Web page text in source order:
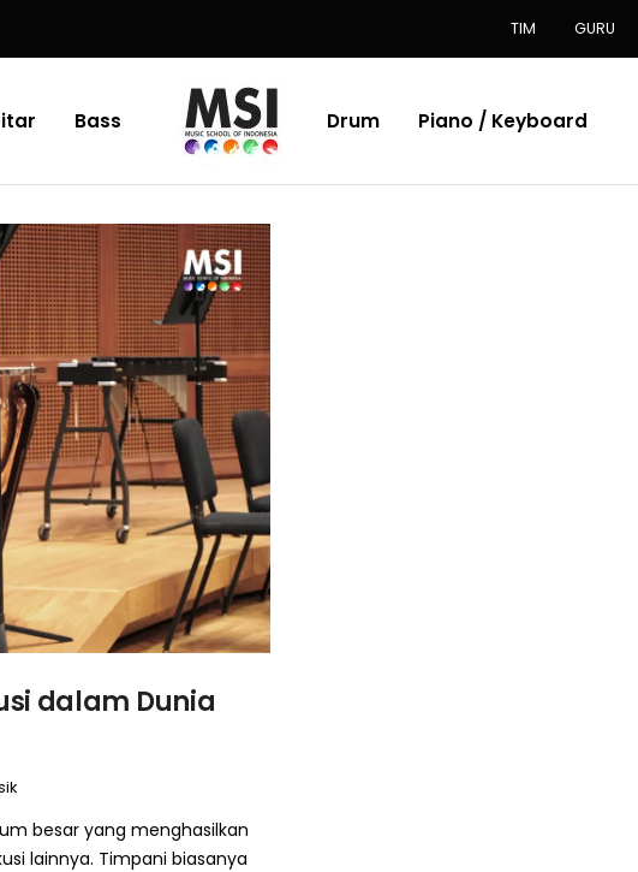
TIM GURU
Bass Drum Piano / Keyboard
dalam Dunia
besar yang menghasilkan
lainnya. Timpani biasanya